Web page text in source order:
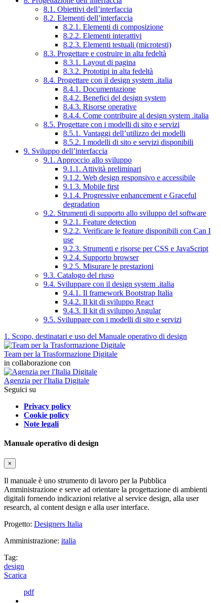
8.1. Obiettivi dell’interfaccia
8.2. Elementi dell’interfaccia
8.2.1. Elementi di composizione
8.2.2. Elementi interattivi
8.2.3. Elementi testuali (microtesti)
8.3. Progettare e costruire in alta fedeltà
8.3.1. Layout di pagina
8.3.2. Prototipi in alta fedeltà
8.4. Progettare con il design system .italia
8.4.1. Documentazione
8.4.2. Benefici del design system
8.4.3. Risorse operative
8.4.4. Come contribuire al design system .italia
8.5. Progettare con i modelli di sito e servizi
8.5.1. Vantaggi dell’utilizzo dei modelli
8.5.2. I modelli di sito e servizi disponibili
9. Sviluppo dell’interfaccia
9.1. Approccio allo sviluppo
9.1.1. Attività preliminari
9.1.2. Web design responsivo e accessibile
9.1.3. Mobile first
9.1.4. Progressive enhancement e Graceful
degradation
9.2. Strumenti di supporto allo sviluppo del software
9.2.1. Feature detection
9.2.2. Verificare le feature disponibili con Can I
use
9.2.3. Strumenti e risorse per CSS e JavaScript
9.2.4. Supporto browser
9.2.5. Misurare le prestazioni
9.3. Catalogo del riuso
9.4. Sviluppare con il design system .italia
9.4.1. Il framework Bootstrap Italia
9.4.2. Il kit di sviluppo React
9.4.3. Il kit di sviluppo Angular
9.5. Sviluppare con i modelli di sito e servizi
1. Scopo, destinatari e uso del Manuale operativo di design
Team per la Trasformazione Digitale
in collaborazione con
Agenzia per l'Italia Digitale
Seguici su
Privacy policy
Cookie policy
Note legali
Manuale operativo di design
×
Il manuale è uno strumento di lavoro per la Pubblica
Amministrazione e serve ad orientare la progettazione di ambienti
digitali fornendo indicazioni relative al service design, alla user
research, al content design e alla user interface.
Progetto: Designers Italia
Amministrazione: italia
Tag:
design
Scarica
pdf